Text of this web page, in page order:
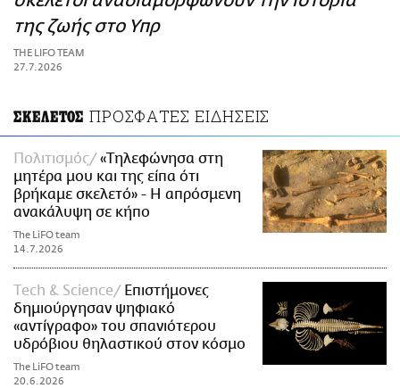
ΑΜΠΑ
PRINT
της ζωής στο Υπρ
THE LIFO TEAM
27.7.2026
ΣΚΕΛΕΤΟΣ ΠΡΟΣΦΑΤΕΣ ΕΙΔΗΣΕΙΣ
Πολιτισμός
«Τηλεφώνησα στη
μητέρα μου και της είπα ότι
βρήκαμε σκελετό» - Η απρόσμενη
ανακάλυψη σε κήπο
The LiFO team
14.7.2026
Τech & Science
Επιστήμονες
δημιούργησαν ψηφιακό
«αντίγραφο» του σπανιότερου
υδρόβιου θηλαστικού στον κόσμο
The LiFO team
20.6.2026